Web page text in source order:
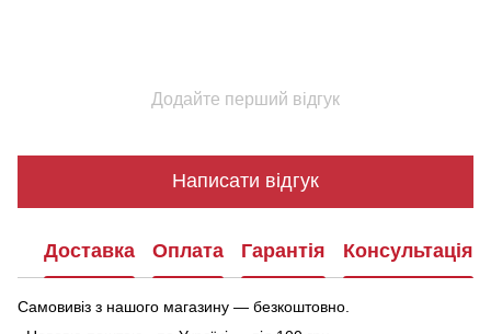
Додайте перший відгук
Написати відгук
Доставка Оплата Гарантія Консультація
Самовивіз з нашого магазину — безкоштовно.